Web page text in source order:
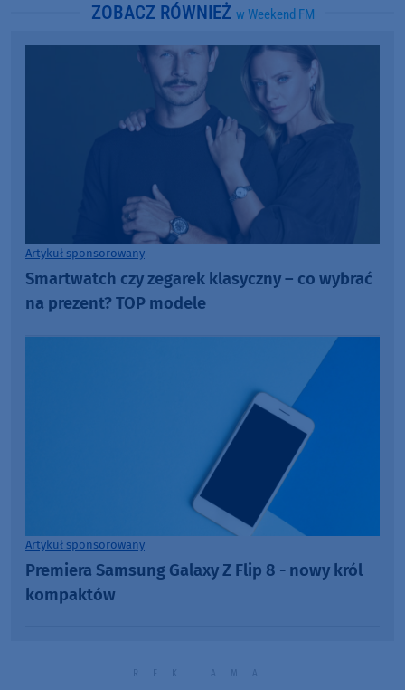
ZOBACZ RÓWNIEŻ w Weekend FM
Artykuł sponsorowany
Smartwatch czy zegarek klasyczny – co wybrać
na prezent? TOP modele
Artykuł sponsorowany
Premiera Samsung Galaxy Z Flip 8 - nowy król
kompaktów